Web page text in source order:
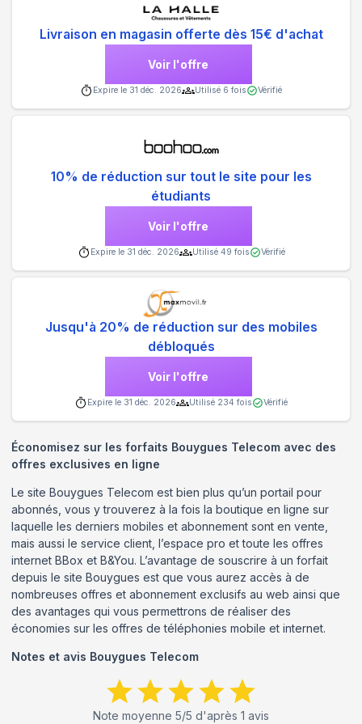
Livraison en magasin offerte dès 15€ d'achat
Voir l'offre
Expire le 31 déc. 2026 Utilisé 6 fois Vérifié
10% de réduction sur tout le site pour les
étudiants
Voir l'offre
Expire le 31 déc. 2026 Utilisé 49 fois Vérifié
Jusqu'à 20% de réduction sur des mobiles
débloqués
Voir l'offre
Expire le 31 déc. 2026 Utilisé 234 fois Vérifié
Économisez sur les forfaits Bouygues Telecom avec des
offres exclusives en ligne
Le site Bouygues Telecom est bien plus qu’un portail pour
abonnés, vous y trouverez à la fois la boutique en ligne sur
laquelle les derniers mobiles et abonnement sont en vente,
mais aussi le service client, l’espace pro et toute les offres
internet BBox et B&You. L’avantage de souscrire à un forfait
depuis le site Bouygues est que vous aurez accès à de
nombreuses offres et abonnement exclusifs au web ainsi que
des avantages qui vous permettrons de réaliser des
économies sur les offres de téléphonies mobile et internet.
Notes et avis Bouygues Telecom
Note moyenne 5/5 d'après 1 avis